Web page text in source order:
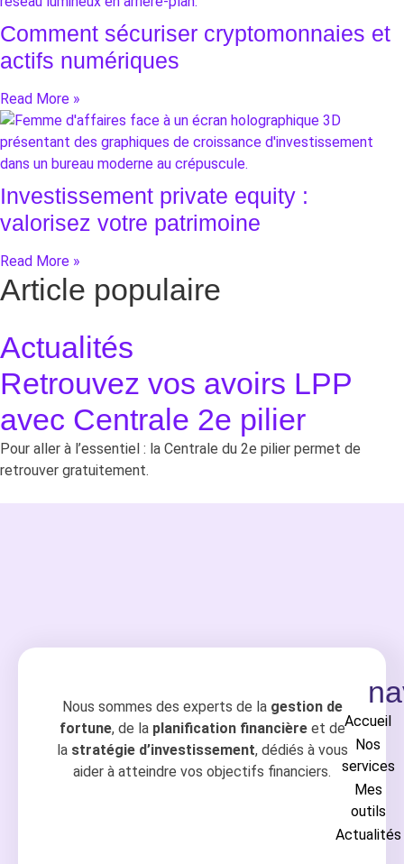
Comment sécuriser cryptomonnaies et
actifs numériques
Read More »
Investissement private equity :
valorisez votre patrimoine
Read More »
Article populaire
Actualités
Retrouvez vos avoirs LPP
avec Centrale 2e pilier
Pour aller à l’essentiel : la Centrale du 2e pilier permet de
retrouver gratuitement.
Nous sommes des experts de la gestion de
fortune, de la planification financièreet de
la stratégie d’investissement, dédiés à vous
aider à atteindre vos objectifs financiers.
Accueil
Nos
services
Mes
outils
Actualités